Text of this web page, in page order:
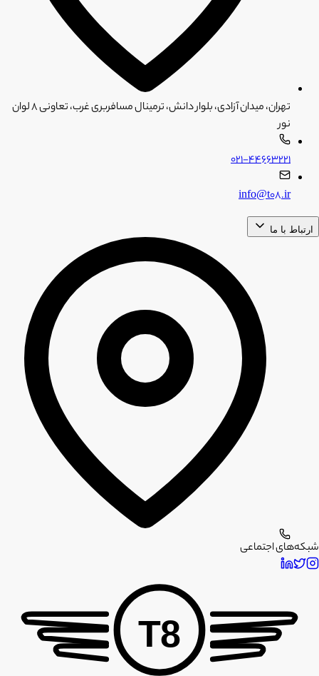
تهران، میدان آزادی، بلوار دانش، ترمینال مسافربری غرب، تعاونی ۸ لوان
نور
۰۲۱-۴۴۶۶۳۲۲۱
info@t08.ir
ارتباط با ما
شبکه‌های اجتماعی
T8